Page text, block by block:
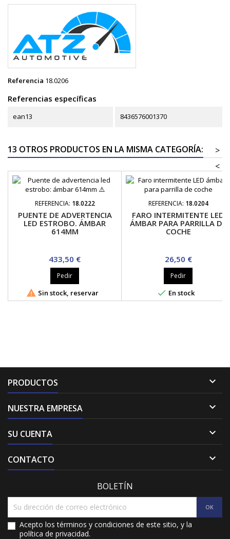
Referencia 18.0206
Referencias específicas
ean13 8436576001370
13 OTROS PRODUCTOS EN LA MISMA CATEGORÍA:
>
<
REFERENCIA: 18.0222
PUENTE DE ADVERTENCIA
LED ESTROBO. ÁMBAR
614MM
Precio
433,50 €
Pedir
 Sin stock, reservar
REFERENCIA: 18.0204
FARO INTERMITENTE LED
ÁMBAR PARA PARRILLA DE
COCHE
Precio
26,50 €
Pedir
 En stock
PRODUCTOS 
NUESTRA EMPRESA 
SU CUENTA 
CONTACTO 
BOLETÍN
Acepto los términos y condiciones de este sitio, y la
política de privacidad.